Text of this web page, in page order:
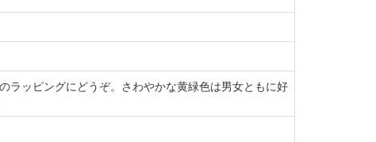
ラッピングにどうぞ。さわやかな黄緑色は男女ともに好